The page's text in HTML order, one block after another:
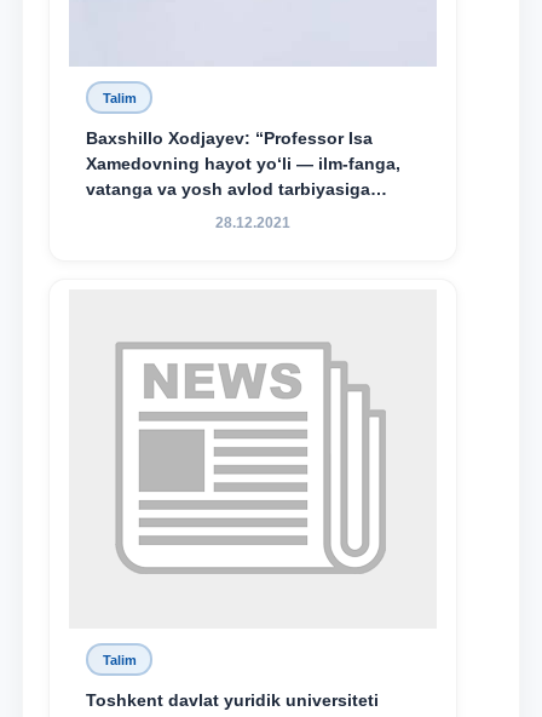
Talim
Baxshillo Xodjayev: “Professor Isa
Xamedovning hayot yo‘li — ilm-fanga,
vatanga va yosh avlod tarbiyasiga
sodiqlikning oliy namunasidir”.
28.12.2021
Talim
Toshkent davlat yuridik universiteti